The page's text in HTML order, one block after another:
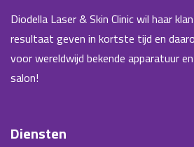
Diodella Laser & Skin Clinic wil haar
resultaat geven in kortste tijd en
voor wereldwijd bekende apparatuur
salon!
Diensten